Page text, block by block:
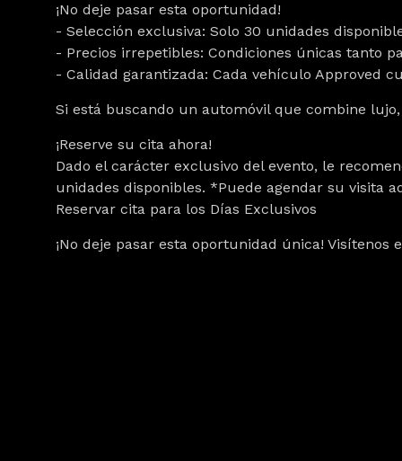
¡No deje pasar esta oportunidad!
- Selección exclusiva: Solo 30 unidades
- Precios irrepetibles: Condiciones únicas tanto
- Calidad garantizada: Cada vehículo Approved
Si está buscando un automóvil que combine
¡Reserve su cita ahora!
Dado el carácter exclusivo del evento, le
unidades disponibles. *Puede agendar su visita
Reservar cita para los Días Exclusivos
¡No deje pasar esta oportunidad única!